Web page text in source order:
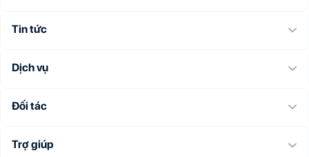
Tin tức
Dịch vụ
Đối tác
Trợ giúp